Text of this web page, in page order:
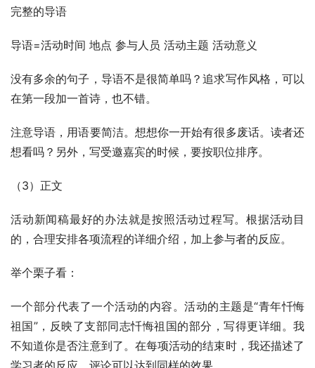
完整的导语
导语=活动时间 地点 参与人员 活动主题 活动意义
没有多余的句子，导语不是很简单吗？追求写作风格，可以
在第一段加一首诗，也不错。
注意导语，用语要简洁。想想你一开始有很多废话。读者还
想看吗？另外，写受邀嘉宾的时候，要按职位排序。
（3）正文
活动新闻稿最好的办法就是按照活动过程写。根据活动目
的，合理安排各项流程的详细介绍，加上参与者的反应。
举个栗子看：
一个部分代表了一个活动的内容。活动的主题是“青年忏悔
祖国”，反映了支部同志忏悔祖国的部分，写得更详细。我
不知道你是否注意到了。在每项活动的结束时，我还描述了
学习者的反应。评论可以达到同样的效果。